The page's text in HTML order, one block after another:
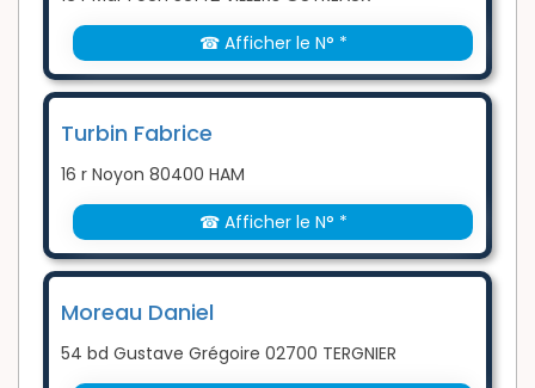
☎ Afficher le N° *
Turbin Fabrice
16 r Noyon 80400 HAM
☎ Afficher le N° *
Moreau Daniel
54 bd Gustave Grégoire 02700 TERGNIER